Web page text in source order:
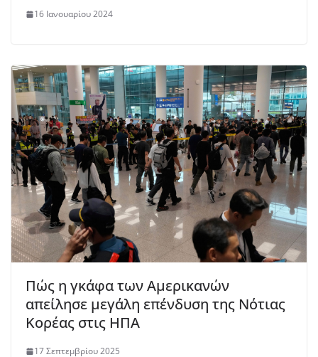
16 Ιανουαρίου 2024
Πώς η γκάφα των Αμερικανών
απείλησε μεγάλη επένδυση της Νότιας
Κορέας στις ΗΠΑ
17 Σεπτεμβρίου 2025